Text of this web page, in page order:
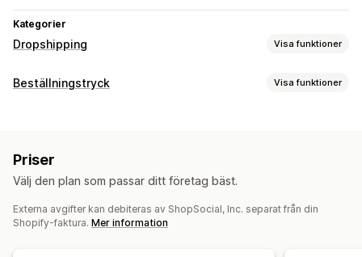
Kategorier
Dropshipping Visa funktioner
Vilka produkter du kan köpa in
Inköpsställen
Beställningstryck Visa funktioner
Generator för modellering
Personlig anpassning Anpassade mallar
Produkter
Priser
Välj den plan som passar ditt företag bäst.
Externa avgifter kan debiteras av ShopSocial, Inc. separat från din
Shopify-faktura. Mer information